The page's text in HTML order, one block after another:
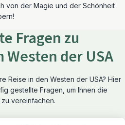
von der Magie und der Schönheit
Fragen zu
der USA
Reise in den Westen der USA? Hier
gestellte Fragen, um Ihnen die
zu vereinfachen.